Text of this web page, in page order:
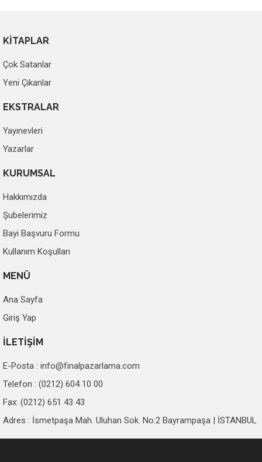
KİTAPLAR
Çok Satanlar
Yeni Çıkanlar
EKSTRALAR
Yayınevleri
Yazarlar
KURUMSAL
Hakkımızda
Şubelerimiz
Bayi Başvuru Formu
Kullanım Koşulları
MENÜ
Ana Sayfa
Giriş Yap
İLETİŞİM
E-Posta : info@finalpazarlama.com
Telefon : (0212) 604 10 00
Fax: (0212) 651 43 43
Adres : İsmetpaşa Mah. Uluhan Sok. No:2 Bayrampaşa | İSTANBUL